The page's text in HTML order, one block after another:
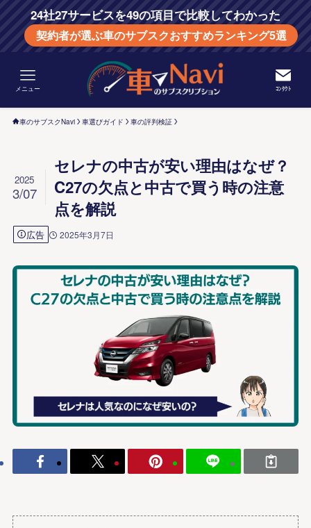
24社27サービスを49の項目で比較してわかった
契約者が選ぶ車のサブスクおすすめランキング5選
ｺﾝﾀｸﾄ
メニュー
車のサブスクNavi 車選びガイド 車の評判検証
セレナの中古が安い理由はなぜ？
C27の欠点と中古で買う時の注意
点を解説
2025
3/07
広告 2025年3月7日